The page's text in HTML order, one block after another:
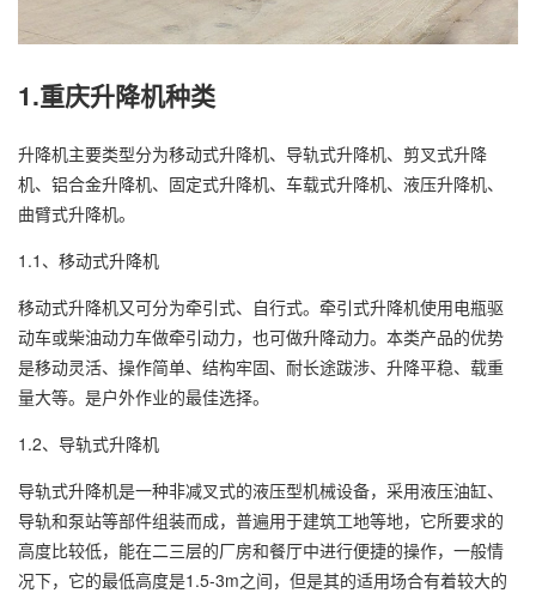
1.重庆升降机种类
升降机主要类型分为移动式升降机、导轨式升降机、剪叉式升降
机、铝合金升降机、固定式升降机、车载式升降机、液压升降机、
曲臂式升降机。
1.1、移动式升降机
移动式升降机又可分为牵引式、自行式。牵引式升降机使用电瓶驱
动车或柴油动力车做牵引动力，也可做升降动力。本类产品的优势
是移动灵活、操作简单、结构牢固、耐长途跋涉、升降平稳、载重
量大等。是户外作业的最佳选择。
1.2、导轨式升降机
导轨式升降机是一种非减叉式的液压型机械设备，采用液压油缸、
导轨和泵站等部件组装而成，普遍用于建筑工地等地，它所要求的
高度比较低，能在二三层的厂房和餐厅中进行便捷的操作，一般情
况下，它的最低高度是1.5-3m之间，但是其的适用场合有着较大的